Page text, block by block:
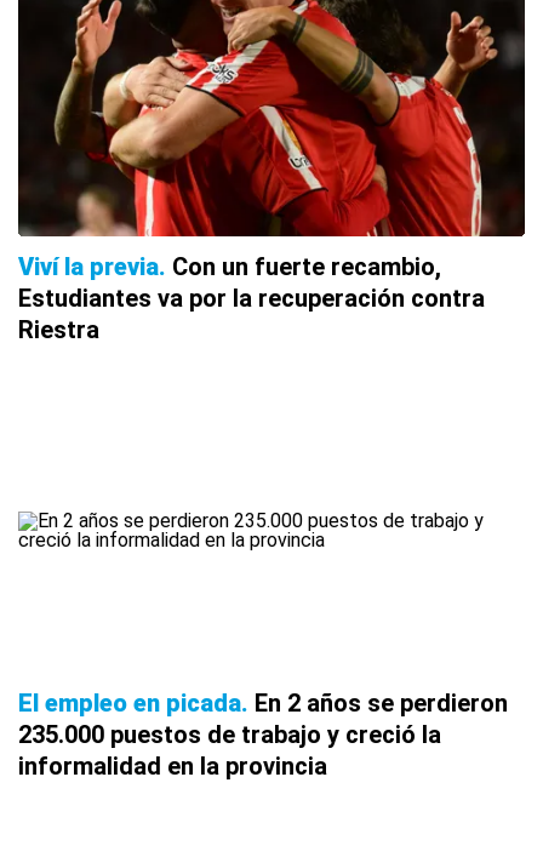
Viví la previa Con un fuerte recambio,
Estudiantes va por la recuperación contra
Riestra
El empleo en picada En 2 años se perdieron
235.000 puestos de trabajo y creció la
informalidad en la provincia